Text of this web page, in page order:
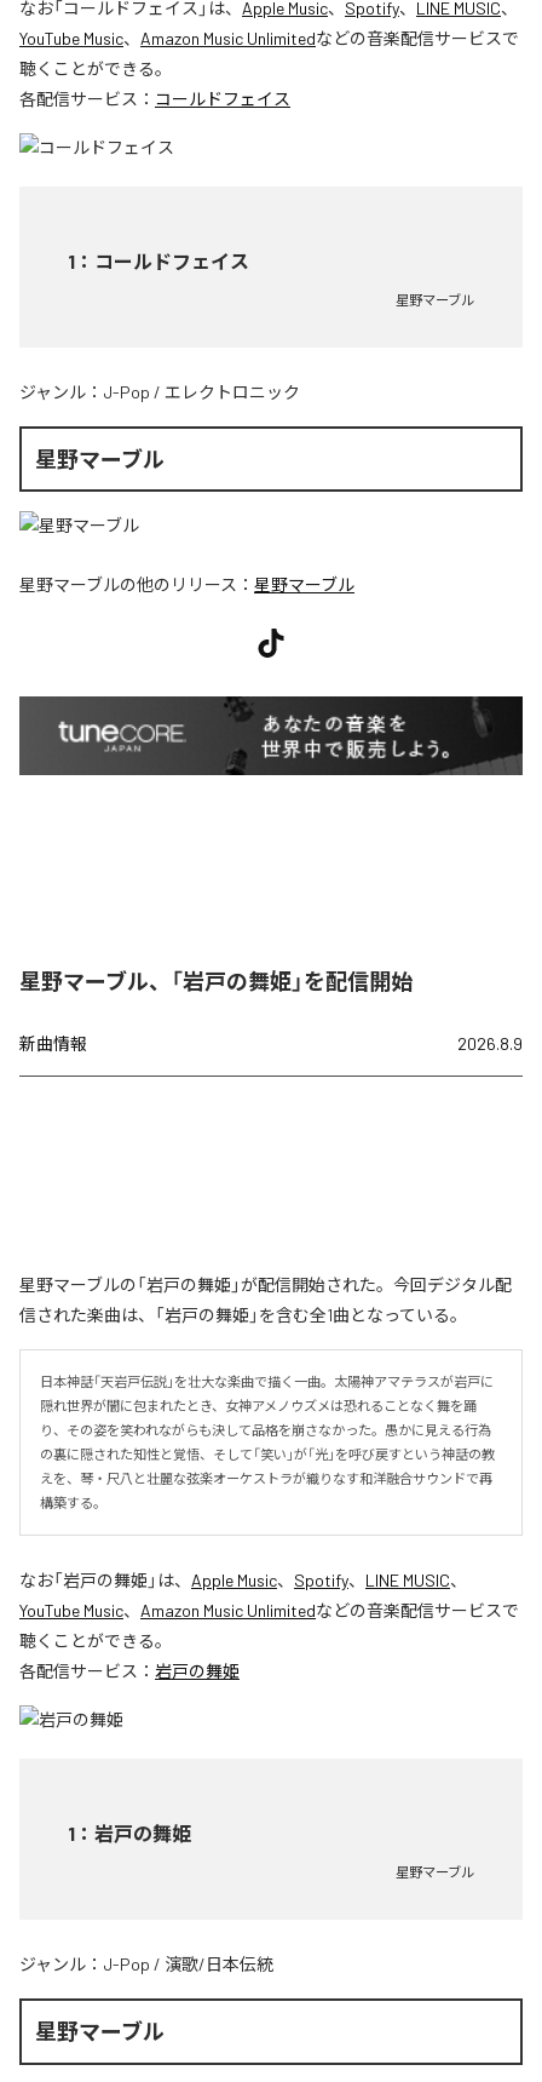
なお「コールドフェイス 」は、 Apple Music、 Spotify、 LINE MUSIC、
YouTube Music、 Amazon Music Unlimitedなどの音楽配信サービスで
聴くことができる。
各配信サービス： コールドフェイス
1 ： コールドフェイス
星野マーブル
ジャンル： J-Pop / エレクトロニック
星野マーブル
星野マーブルの他のリリース： 星野マーブル
星野マーブル、「岩戸の舞姫」を配信開始
新曲情報 2026.8.9
星野マーブルの「岩戸の舞姫」が配信開始された。今回デジタル配
信された楽曲は、「岩戸の舞姫」を含む全1曲となっている。
日本神話「天岩戸伝説」を壮大な楽曲で描く一曲。太陽神アマテラスが岩戸に
隠れ世界が闇に包まれたとき、女神アメノウズメは恐れることなく舞を踊
り、その姿を笑われながらも決して品格を崩さなかった。愚かに見える行為
の裏に隠された知性と覚悟、そして「笑い」が「光」を呼び戻すという神話の教
えを、琴・尺八と壮麗な弦楽オーケストラが織りなす和洋融合サウンドで再
構築する。
なお「岩戸の舞姫 」は、 Apple Music、 Spotify、 LINE MUSIC、
YouTube Music、 Amazon Music Unlimitedなどの音楽配信サービスで
聴くことができる。
各配信サービス： 岩戸の舞姫
1 ： 岩戸の舞姫
星野マーブル
ジャンル： J-Pop / 演歌/日本伝統
星野マーブル